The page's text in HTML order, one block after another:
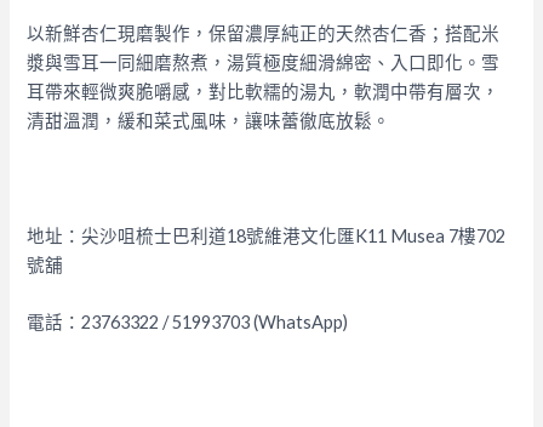
以新鮮杏仁現磨製作，保留濃厚純正的天然杏仁香；搭配米
漿與雪耳一同細磨熬煮，湯質極度細滑綿密、入口即化。雪
耳帶來輕微爽脆嚼感，對比軟糯的湯丸，軟潤中帶有層次，
清甜溫潤，緩和菜式風味，讓味蕾徹底放鬆。
地址：尖沙咀梳士巴利道18號維港文化匯K11 Musea 7樓702
號舖
電話：23763322 / 51993703 (WhatsApp)